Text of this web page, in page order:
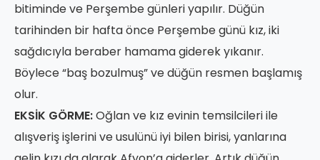
bitiminde ve Perşembe günleri yapılır. Düğün
tarihinden bir hafta önce Perşembe günü kız, iki
sağdıcıyla beraber hamama giderek yıkanır.
Böylece “baş bozulmuş” ve düğün resmen başlamış
olur.
EKSİK GÖRME:Oğlan ve kız evinin temsilcileri ile
alışveriş işlerini ve usulünü iyi bilen birisi, yanlarına